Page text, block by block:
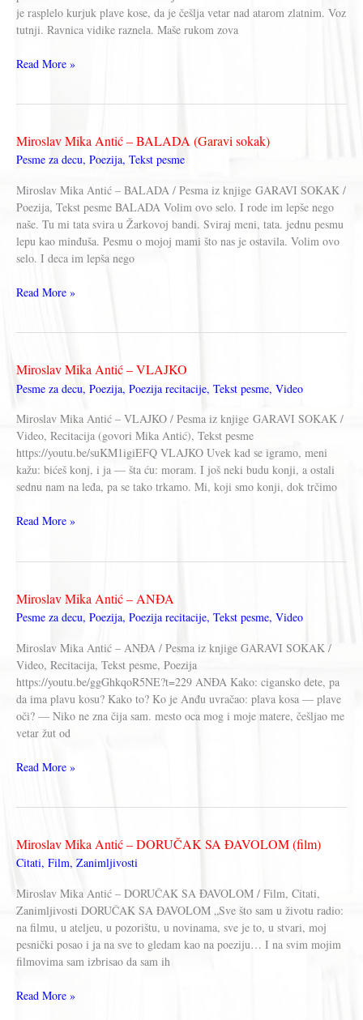
je rasplelo kurjuk plave kose, da je češlja vetar nad atarom zlatnim. Voz
tutnji. Ravnica vidike raznelа. Maše rukom zova
Miroslav
SE
VRATIM
Read More »
Miroslav Mika Antić – BALADA (Garavi sokak)
Pesme za decu, Poezija, Tekst pesme
Miroslav Mika Antić – BALADA / Pesma iz knjige GARAVI SOKAK /
Poezija, Tekst pesme BALADA Volim ovo selo. I rode im lepše nego
naše. Tu mi tata svira u Žarkovoj bandi. Sviraj meni, tata. jednu pesmu
lepu kao minđuša. Pesmu o mojoj mami što nas je ostavila. Volim ovo
selo. I deca im lepša nego
Miroslav
(Garavi
sokak)
Read More »
Miroslav Mika Antić – VLAJKO
Pesme za decu, Poezija, Poezija recitacije, Tekst pesme, Video
Miroslav Mika Antić – VLAJKO / Pesma iz knjige GARAVI SOKAK /
Video, Recitacija (govori Mika Antić), Tekst pesme
https://youtu.be/suKM1igiEFQ VLAJKO Uvek kad se igramo, meni
kažu: bićeš konj, i ja — šta ću: moram. I još neki budu konji, a ostali
sednu nam na leđa, pa se tako trkamo. Mi, koji smo konji, dok trčimo
Miroslav
Read More »
Miroslav Mika Antić – ANĐA
Pesme za decu, Poezija, Poezija recitacije, Tekst pesme, Video
Miroslav Mika Antić – ANĐA / Pesma iz knjige GARAVI SOKAK /
Video, Recitacija, Tekst pesme, Poezija
https://youtu.be/ggGhkqoR5NE?t=229 ANĐA Kako: cigansko dete, pa
da ima plavu kosu? Kako to? Ko je Anđu uvračao: plava kosa — plave
oči? — Niko ne zna čija sam. mesto oca mog i moje matere, češljao me
vetar žut od
Miroslav
Read More »
Miroslav Mika Antić – DORUČAK SA ĐAVOLOM (film)
Citati, Film, Zanimljivosti
Miroslav Mika Antić – DORUČAK SA ĐAVOLOM / Film, Citati,
Zanimljivosti DORUČAK SA ĐAVOLOM „Sve što sam u životu radio:
na filmu, u ateljeu, u pozorištu, u novinama, sve je to, u stvari, moj
pesnički posao i ja na sve to gledam kao na poeziju… I na svim mojim
filmovima sam izbrisao da sam ih
Miroslav
Read More »